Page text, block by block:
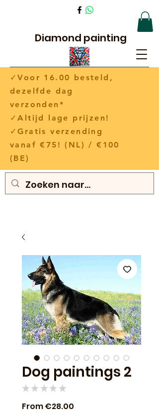
Diamond painting
✓Voor 16.00 besteld,
dezelfde dag
verzonden*
✓Altijd lage prijzen!
✓Gratis verzending
vanaf €75! (NL) / €100
(BE)
Dog paintings 2
★ ★ ★ ★ ★
From€28.00